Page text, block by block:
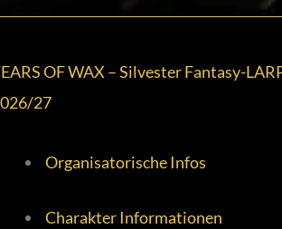
OF WAX – Silvester Fantasy-
27
Organisatorische Infos
Charakter Informationen